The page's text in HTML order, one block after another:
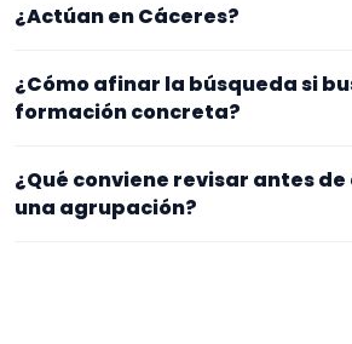
restaurantes. Conviene comparar
¿Actúan en Cáceres?
trabajan en Cáceres. Algunos son
exacto, horarios y posibles gastos.
¿Cómo afinar la búsqueda si
formación concreta?
Empieza por el tipo de evento y la
formato que te encaja, usa el filtro
agrupación para quedarte con
¿Qué conviene revisar antes
una agrupación?